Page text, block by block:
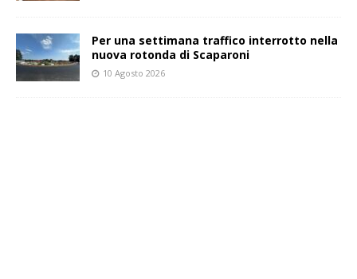
Per una settimana traffico interrotto nella
nuova rotonda di Scaparoni
10 Agosto 2026